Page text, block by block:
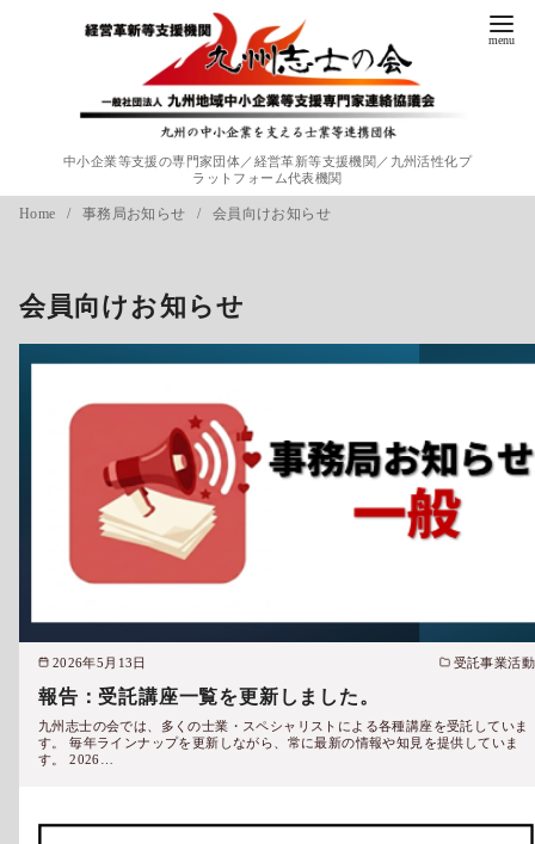
中小企業等支援の専門家団体／経営革新等支援機関／九州活性化プ
ラットフォーム代表機関
Home 事務局お知らせ 会員向けお知らせ
会員向けお知らせ
2026年5月13日 受託事業活動
報告：受託講座一覧を更新しました。
九州志士の会では、多くの士業・スペシャリストによる各種講座を受託していま
す。 毎年ラインナップを更新しながら、常に最新の情報や知見を提供していま
す。 2026…